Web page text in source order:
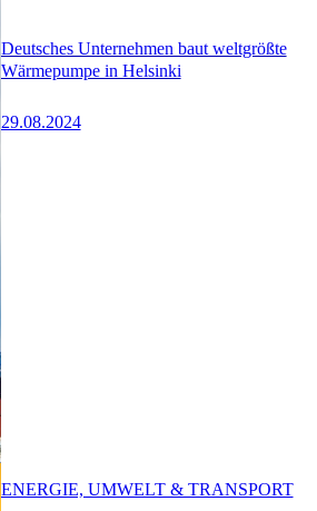
Deutsches Unternehmen baut weltgrößte
Wärmepumpe in Helsinki
29.08.2024
ENERGIE, UMWELT & TRANSPORT